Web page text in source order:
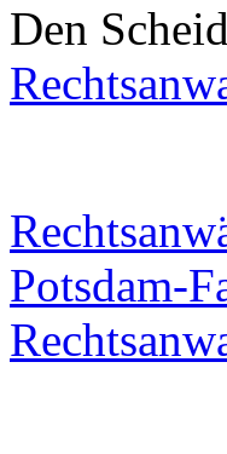
Den
Potsdam-